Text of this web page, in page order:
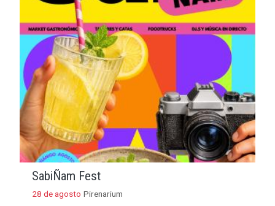
SabiÑam Fest
28 de agosto Pirenarium